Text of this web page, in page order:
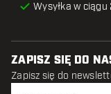
Wysyłka w ciągu
ZAPISZ SIĘ DO
Zapisz się do